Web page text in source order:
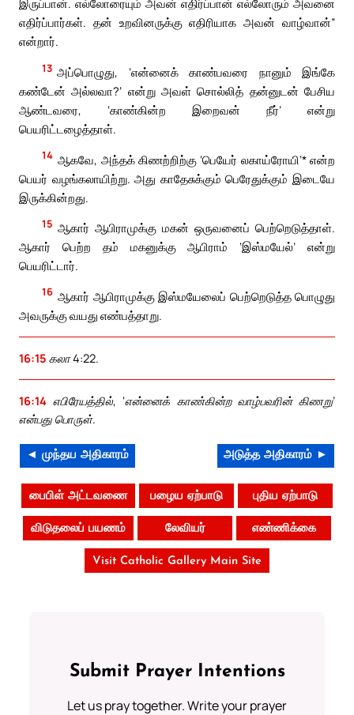
இருப்பான். எல்லோரையும் அவன் எதிர்ப்பான் எல்லோரும் அவனை
எதிர்ப்பார்கள். தன் உறவினருக்கு எதிரியாக அவன் வாழ்வான்”
என்றார்.
13 அப்பொழுது, ‘என்னைக் காண்பவரை நானும் இங்கே
கண்டேன் அல்லவா?’ என்று அவள் சொல்லித் தன்னுடன் பேசிய
ஆண்டவரை, ‘காண்கின்ற இறைவன் நீர்’ என்று
பெயரிட்டழைத்தாள்.
14 ஆகவே, அந்தக் கிணற்றிற்கு ‘பெயேர் லகாய்ரோயி’* என்ற
பெயர் வழங்கலாயிற்று. அது காதேசுக்கும் பெரேதுக்கும் இடையே
இருக்கின்றது.
15 ஆகார் ஆபிராமுக்கு மகன் ஒருவனைப் பெற்றெடுத்தாள்.
ஆகார் பெற்ற தம் மகனுக்கு ஆபிராம் ‘இஸ்மயேல்’ என்று
பெயரிட்டார்.
16 ஆகார் ஆபிராமுக்கு இஸ்மயேலைப் பெற்றெடுத்த பொழுது
அவருக்கு வயது எண்பத்தாறு.
16:15 கலா 4:22.
16:14 எபிரேயத்தில், ‘என்னைக் காண்கின்ற வாழ்பவரின் கிணறு’
என்பது பொருள்.
◄ முந்தய அதிகாரம் அடுத்த அதிகாரம் ►
பைபிள் அட்டவணை பழைய ஏற்பாடு புதிய ஏற்பாடு
விடுதலைப் பயணம் லேவியர் எண்ணிக்கை
Visit Catholic Gallery Main Site
Submit Prayer Intentions
Let us pray together. Write your prayer